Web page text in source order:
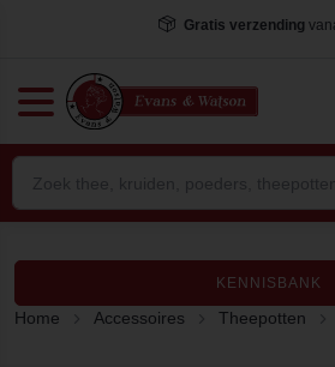
Gratis verzending
KENNISBANK
Home Accessoires Theepotten